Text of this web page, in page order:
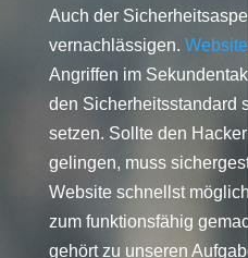
Auch der
vernachlässigen.
Angriffen im
den Sicherheitsstandard
setzen. Sollte den
gelingen, muss
Website schnellst
zum funktionsfähig
gehört zu unseren